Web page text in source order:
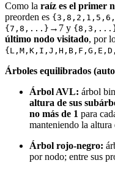
Como la raíz es el primer
preorden es
{7,8,...} →7 y
último nodo visitado, por
Árboles equilibrados
Árbol AVL: árbol
altura de sus
no más de 1 para
manteniendo la
Árbol rojo-negro:
por nodo; entre sus